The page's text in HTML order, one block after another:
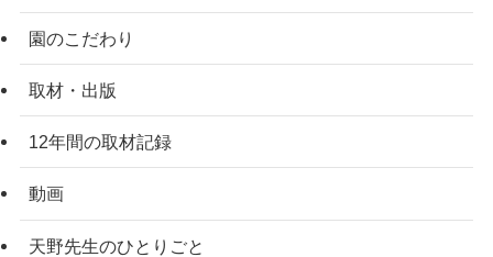
園のこだわり
取材・出版
12年間の取材記録
動画
天野先生のひとりごと